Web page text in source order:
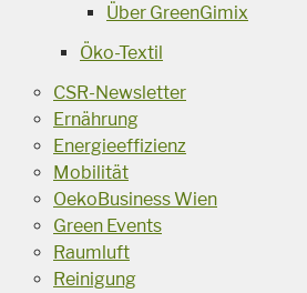
Über GreenGimix
Öko-Textil
CSR-Newsletter
Ernährung
Energieeffizienz
Mobilität
OekoBusiness Wien
Green Events
Raumluft
Reinigung